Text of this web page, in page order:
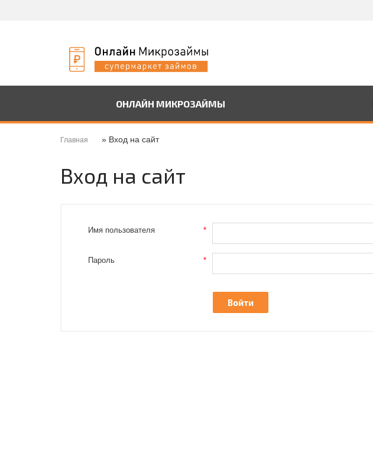
ОНЛАЙН МИКРОЗАЙМЫ
Главная » Вход на сайт
Вход на сайт
Имя пользователя *
Пароль *